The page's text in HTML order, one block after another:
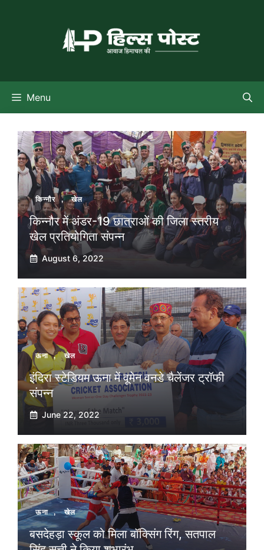
Menu
किन्नौर , खेल
किन्नौर में अंडर-19 छात्राओं की जिला स्तरीय
खेल प्रतियोगिता संपन्न
August 6, 2022
ऊना , खेल
इंदिरा स्टेडियम ऊना में वूमेन वनडे चैलेंजर ट्रॉफी
संपन्न
June 22, 2022
ऊना , खेल
बसदेहड़ा स्कूल को मिला बॉक्सिंग रिंग, सतपाल